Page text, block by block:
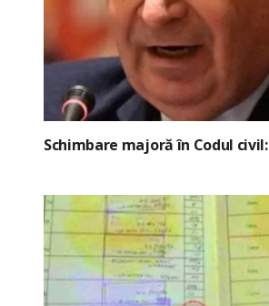
Schimbare majoră în Codul civil: